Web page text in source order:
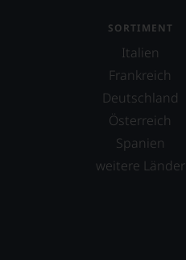
SORTIMENT
Italien
Frankreich
Deutschland
Österreich
Spanien
weitere Länder